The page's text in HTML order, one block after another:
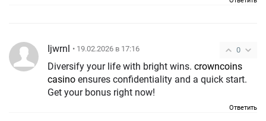
0
Ijwrnl • 19.02.2026 в 17:16
Diversify your life with bright wins. crowncoins
casino ensures confidentiality and a quick start.
Get your bonus right now!
Ответить